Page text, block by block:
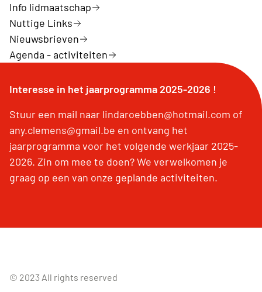
Info lidmaatschap
Nuttige Links
Nieuwsbrieven
Agenda - activiteiten
Interesse in het jaarprogramma 2025-2026 !
Stuur een mail naar lindaroebben@hotmail.com of
any.clemens@gmail.be en ontvang het
jaarprogramma voor het volgende werkjaar 2025-
2026. Zin om mee te doen? We verwelkomen je
graag op een van onze geplande activiteiten.
© 2023 All rights reserved